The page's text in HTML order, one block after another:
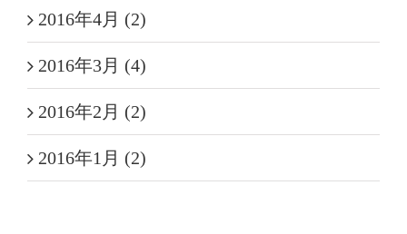
2016年4月 (2)
2016年3月 (4)
2016年2月 (2)
2016年1月 (2)